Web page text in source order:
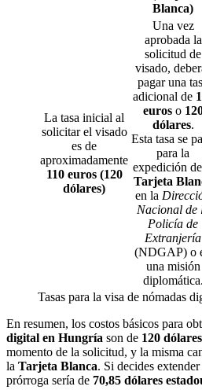
Blanca)
La tasa inicial al
solicitar el visado
es de
aproximadamente
110 euros (120
dólares)
Una vez
aprobada la
solicitud de
visado,
pagar una
adicional de
euroso
dólares.
Esta tasa se
para la
expedición
Tarjeta
en la
Nacional de
Policía de
Extranjería
(NDGAP) o
una misión
diplomática.
Tasas para la visa de nómadas
En resumen, los costos básicos para
digital en Hungría son de 120
momento de la solicitud, y la misma
la Tarjeta Blanca. Si decides
prórroga sería de 70,85 dólares